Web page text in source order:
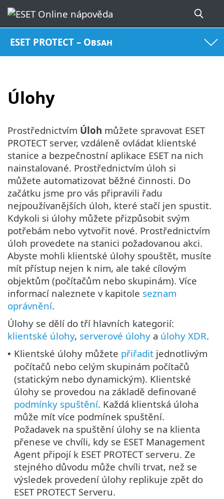
ESET PROTECT – Obsah
Úlohy
Prostřednictvím Úloh můžete spravovat ESET
PROTECT server, vzdáleně ovládat klientské
stanice a bezpečnostní aplikace ESET na nich
nainstalované. Prostřednictvím úloh si
můžete automatizovat běžné činnosti. Do
začátku jsme pro vás připravili řadu
nejpoužívanějších úloh, které stačí jen spustit.
Kdykoli si úlohy můžete přizpůsobit svým
potřebám nebo vytvořit nové. Prostřednictvím
úloh provedete na stanici požadovanou akci.
Abyste mohli klientské úlohy spouštět, musíte
mít přístup nejen k nim, ale také cílovým
objektům (počítačům nebo skupinám). Více
informací naleznete v kapitole seznam
oprávnění.
Úlohy se dělí do tří hlavních kategorií:
klientské úlohy, serverové úlohy a úlohy XDR.
• Klientské úlohy můžete přiřadit jednotlivým
počítačů nebo celým skupinám počítačů
(statickým nebo dynamickým). Klientské
úlohy se provedou na základě definované
podmínky spuštění. Každá klientská úloha
může mít více podmínek spuštění.
Požadavek na spuštění úlohy se na klienta
přenese ve chvíli, kdy se ESET Management
Agent připojí k ESET PROTECT serveru. Ze
stejného důvodu může chvíli trvat, než se
výsledek provedení úlohy replikuje zpět do
ESET PROTECT Serveru.